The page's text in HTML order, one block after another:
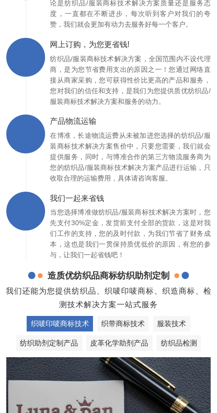
论是纺织品/服装商标技术解决方案质量还是服务态
度，一直都在不断进步，每次听到客户对我们的夸
赞，我们就会更加有动力去服务好每一个客户。
网上订购，为您更省钱!
纺织品/服装商标技术解决方案，全国范围内不设代理
商，是为您节省费用支出的原因之一！您通过网络直
接从商家采购，您可获得性价比更高的产品和服务，
您对我们的信任和支持，是我们为您提供质优纺织品/
服装商标技术解决方案和服务的动力。
产品物流运输
在博准，长途物流运费从未被加进您选择的纺织品/服
装商标技术解决方案售价中，只要您需要，我们就会
提供服务，同时，与博准合作的第三方物流服务商为
您的纺织品/服装商标技术解决方案产品进行运输，只
收取合理的运输费用，具体请咨询客服。
我们一起来省钱
当您选择博准做纺织品/服装商标技术解决方案时，您
先支付30%定金，发货前支付全部的货款，这是对我
们工作的支持，您的及时付款，为我们节省了财务成
本，这也是我们一贯保持质优低价的原因，有您的参
与，让我们一起省钱吧！
造质优纺织品商标纺织助剂定制
我们还能为您提供纺织品、织唛印唛商标、织造商标、检
测技术解决方案一站式服务
织唛印唛商标技术 织带商标技术 服装技术
纺织助剂定制产品 皮革化学助剂产品 纺织品检测